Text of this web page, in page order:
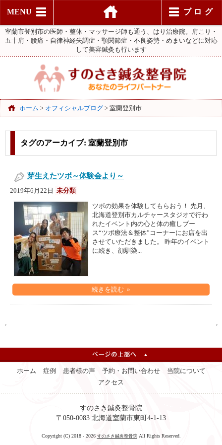
MENU ブログ
室蘭市登別市の医師・整体・マッサージ師も通う、はり治療院。肩こり・
五十肩・腰痛・自律神経失調症・顎関節症・不良姿勢・めまいなどに対応
して美容鍼灸も行います
ホーム > オフィシャルブログ > 室蘭登別市
タグのアーカイブ: 室蘭登別市
芽生えたツボ～体験会より～
2019年6月22日 未分類
ツボの効果を体験してもらおう！ 先月、
北海道登別市カルチャースタジオで行わ
れたイベント内の心と体の癒しブー
ス“ツボ療法＆整体”コーナーにお店を出
させていただきました。 昨年のイベント
に続き、顔馴染...
続きを読む »
ホーム 症例 患者様の声 予約・お問い合わせ
当院について
アクセス
すのさき鍼灸整骨院
〒050-0083 北海道室蘭市東町4-1-13
Copyright (C) 2018 - 2026 すのさき鍼灸整骨院All Rights Reserved.